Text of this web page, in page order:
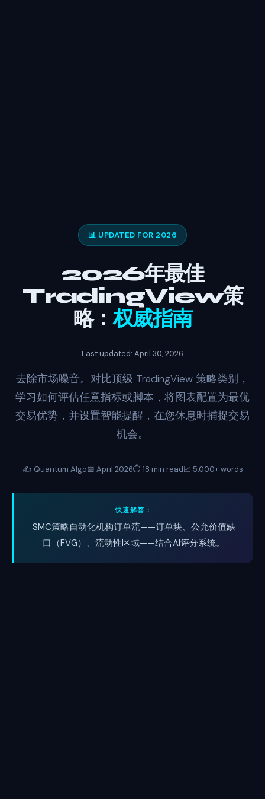
📊 UPDATED FOR 2026
2026年最佳
TradingView策
略：权威指南
Last updated: April 30, 2026
去除市场噪音。对比顶级 TradingView 策略类别，
学习如何评估任意指标或脚本，将图表配置为最优
交易优势，并设置智能提醒，在您休息时捕捉交易
机会。
✍️ Quantum Algo📅 April 2026⏱️ 18 min read📈 5,000+ words
快速解答：
SMC策略自动化机构订单流——订单块、公允价值缺
口（FVG）、流动性区域——结合AI评分系统。